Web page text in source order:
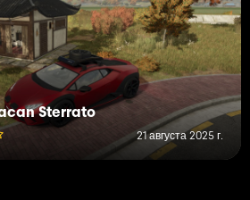
Sterrato
21 августа 2025 г.